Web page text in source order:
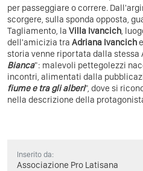
per passeggiare o correre.
scorgere, sulla sponda opposta,
Tagliamento, la Villa Ivancich ,
dell'amicizia tra Adriana Ivancich
storia venne riportata dalla stessa
Bianca": malevoli pettegolezzi
incontri, alimentati dalla
fiume e tra gli alberi", dove si
nella descrizione della
Inserito da:
Associazione Pro Latisana